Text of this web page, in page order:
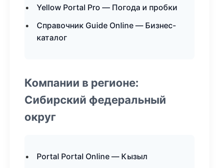
Yellow Portal Pro — Погода и пробки
Справочник Guide Online — Бизнес-
каталог
Компании в регионе:
Сибирский федеральный
округ
Portal Portal Online — Кызыл